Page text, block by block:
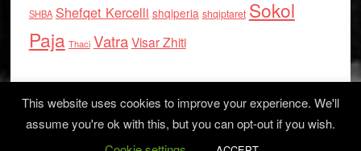
SHBA Shefqet Kercelli shqiperia shqiptaret Sokol
Paja Thaci VatraVisar Zhiti
This website uses cookies to improve your experience. We'll
assume you're ok with this, but you can opt-out if you wish.